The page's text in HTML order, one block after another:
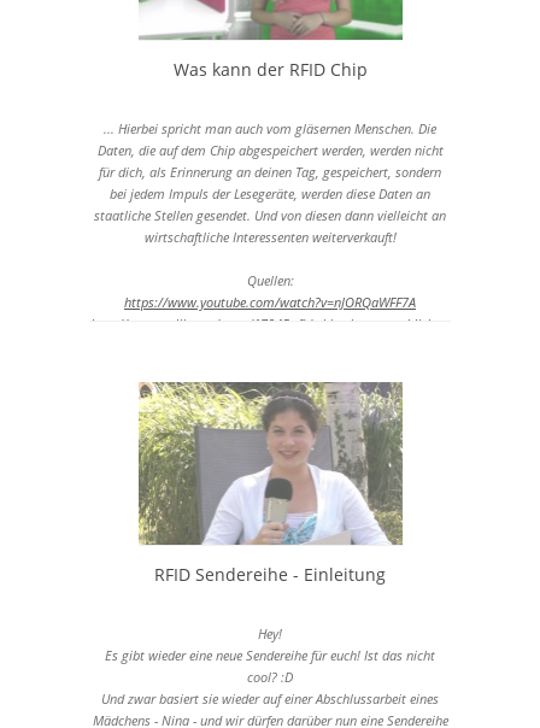
Was kann der RFID Chip
... Hierbei spricht man auch vom gläsernen Menschen. Die
Daten, die auf dem Chip abgespeichert werden, werden nicht
für dich, als Erinnerung an deinen Tag, gespeichert, sondern
bei jedem Impuls der Lesegeräte, werden diese Daten an
staatliche Stellen gesendet. Und von diesen dann vielleicht an
wirtschaftliche Interessenten weiterverkauft!
Quellen:
https://www.youtube.com/watch?v=nJORQaWFF7A
http://www.gulli.com/news/17945-rfid-chips-im-menschlichen-
RFID Sendereihe - Einleitung
Hey!
Es gibt wieder eine neue Sendereihe für euch! Ist das nicht
cool? :D
Und zwar basiert sie wieder auf einer Abschlussarbeit eines
Mädchens - Nina - und wir dürfen darüber nun eine Sendereihe